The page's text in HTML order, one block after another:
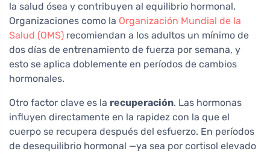
la salud ósea y contribuyen al equilibrio hormonal.
Organizaciones como la Organización Mundial de la
Salud (OMS) recomiendan a los adultos un mínimo de
dos días de entrenamiento de fuerza por semana, y
esto se aplica doblemente en períodos de cambios
hormonales.
Otro factor clave es la recuperación. Las hormonas
influyen directamente en la rapidez con la que el
cuerpo se recupera después del esfuerzo. En períodos
de desequilibrio hormonal —ya sea por cortisol elevado